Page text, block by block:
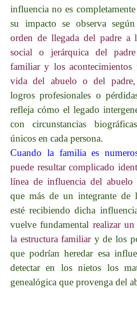
influencia no es
su impacto se observa
orden de llegada del padre a
social o jerárquica del
familiar y los acontecimientos
vida del abuelo o del padre
logros profesionales o
refleja cómo el legado
con circunstancias
únicos en cada persona.
Cuando la familia es
puede resultar complicado
línea de influencia del abuelo
que más de un integrante de
esté recibiendo dicha
vuelve fundamental realizar
la estructura familiary de los
que podrían heredar esa
detectar en los nietos los
genealógica que provenga del